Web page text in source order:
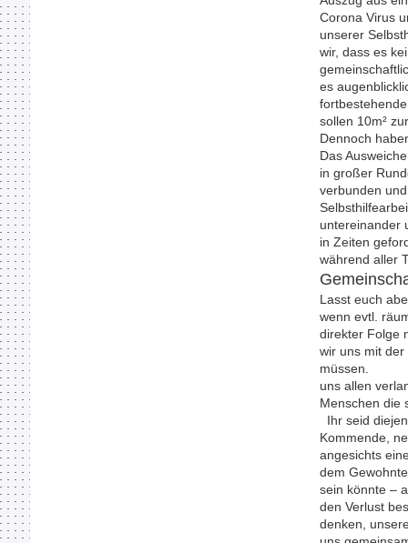
Corona Virus
unserer
wir, dass es
es
sollen 10m²
Dennoch
Das
in großer
verbunden
untereinander
in Zeiten
während
Lasst euch
wenn evtl.
direkter Folge
wir uns mit
müssen.
uns allen
Menschen
Ihr seid
Kommende,
angesichts
dem
sein könnte –
den Verlust
denken,